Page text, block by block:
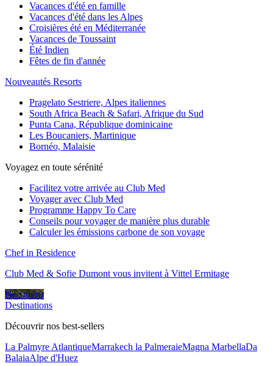
Vacances d'été en famille
Vacances d'été dans les Alpes
Croisières été en Méditerranée
Vacances de Toussaint
Été Indien
Fêtes de fin d'année
Nouveautés Resorts
Pragelato Sestriere, Alpes italiennes
South Africa Beach & Safari, Afrique du Sud
Punta Cana, République dominicaine
Les Boucaniers, Martinique
Bornéo, Malaisie
Voyagez en toute sérénité
Facilitez votre arrivée au Club Med
Voyager avec Club Med
Programme Happy To Care
Conseils pour voyager de manière plus durable
Calculer les émissions carbone de son voyage
Chef in Residence
Club Med & Sofie Dumont vous invitent à Vittel Ermitage
Découvrir
Destinations
Découvrir nos best-sellers
La Palmyre AtlantiqueMarrakech la PalmeraieMagna MarbellaDa
BalaiaAlpe d'Huez